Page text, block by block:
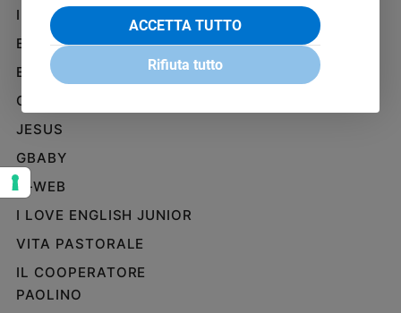
Diritti
Aziende
di
valore
della
settimana
Migranti
Diversità
e
inclusione
Costume
Cultura
e
IL GIORNALINO
EDICOLA SAN PAOLO
EDIZIONI SAN PAOLO
CREDERE
JESUS
GBABY
G-WEB
I LOVE ENGLISH JUNIOR
VITA PASTORALE
IL COOPERATORE
PAOLINO
ACCETTA TUTTO
Rifiuta tutto